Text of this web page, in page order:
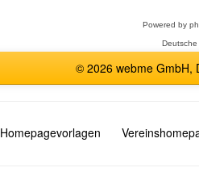
Powered by
© 2026 webme GmbH,
Homepagevorlagen